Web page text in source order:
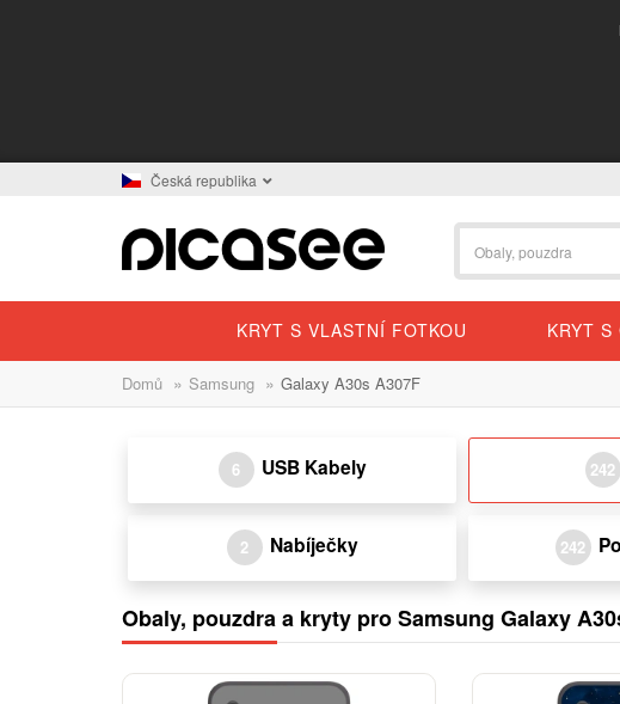
Česká republika
KRYT S VLASTNÍ FOTKOU KRYT S
Domů » Samsung » Galaxy A30s A307F
6 USB Kabely 242
2 Nabíječky 242
Obaly, pouzdra a kryty pro Samsung Galaxy